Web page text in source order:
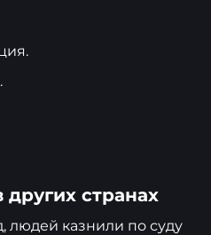
странах
людей казнили по суду